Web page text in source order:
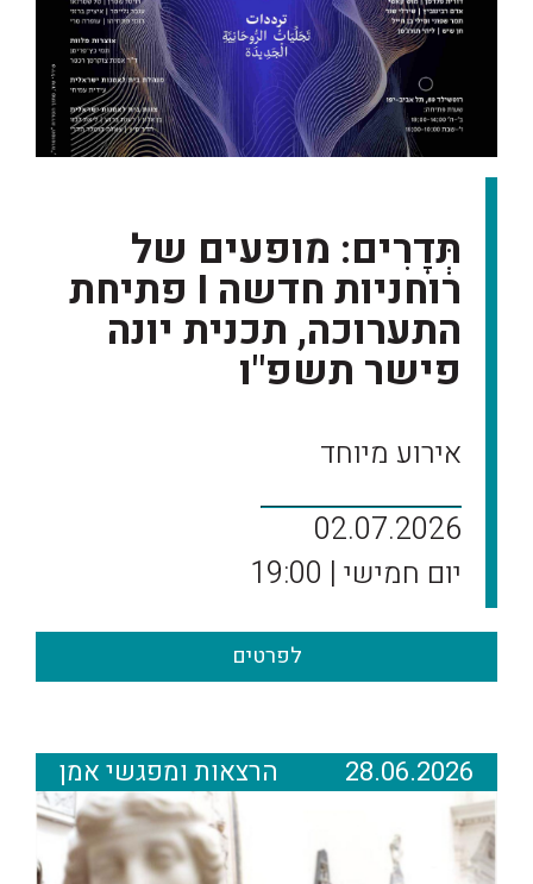
תְּדָרִים: מופעים של
רוחניות חדשה I פתיחת
התערוכה, תכנית יונה
פישר תשפ"ו
אירוע מיוחד
02.07.2026
יום חמישי | 19:00
לפרטים
28.06.2026 הרצאות ומפגשי אמן